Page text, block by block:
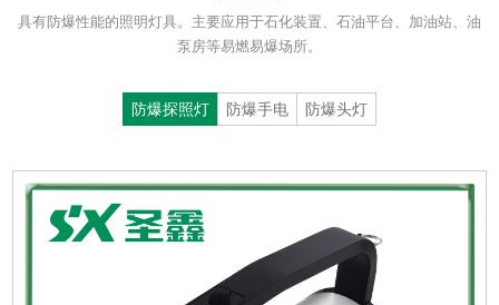
具有防爆性能的照明灯具。主要应用于石化装置、石油平台、加油站、油
泵房等易燃易爆场所。
防爆探照灯 防爆手电 防爆头灯